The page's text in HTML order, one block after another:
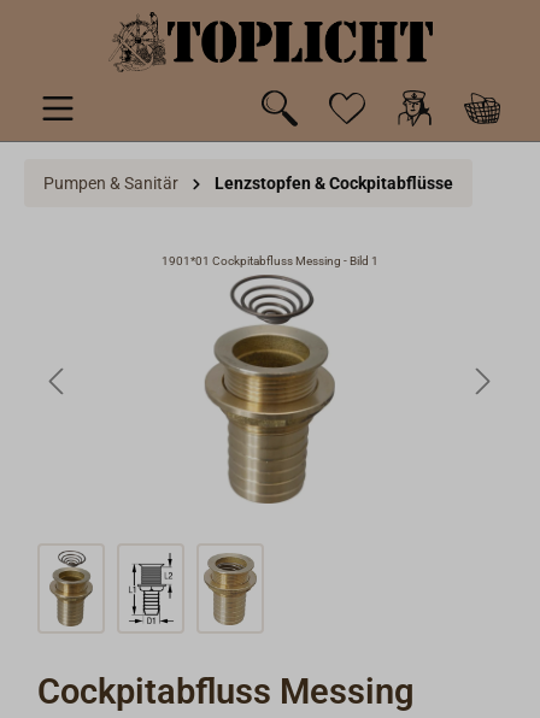
springen
Pumpen & Sanitär Lenzstopfen & Cockpitabflüsse
1901*01 Cockpitabfluss Messing - Bild 1
Cockpitabfluss Messing